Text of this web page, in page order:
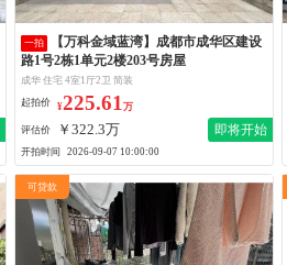
一拍
路1号2栋1单元2楼203号房屋
成华 住宅 4室1厅2卫 简装
起拍价 ¥225.61 万
评估价 ￥322.3万 即将开始
开拍时间 2026-09-07 10:00:00
可贷款